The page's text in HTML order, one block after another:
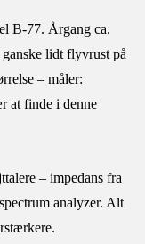
B-77. Årgang ca.
lidt flyvrust på
– måler:
at finde i denne
– impedans fra
analyzer. Alt